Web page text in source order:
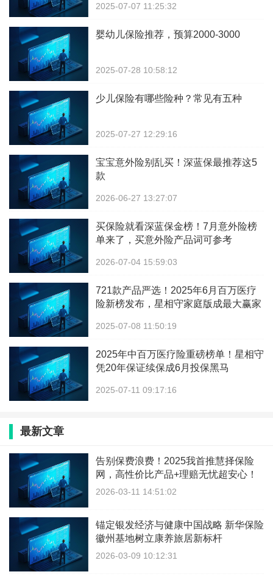
2025-07-07 11:25:32
婴幼儿保险推荐，预算2000-3000
2025-07-28 10:58:12
​少儿保险有哪些险种？常见有五种
2025-07-27 12:29:16
宝宝意外险别乱买！深蓝保最推荐这5
款
2026-06-27 13:27:07
买保险就看深蓝保金榜！7月意外险榜
单来了，买意外险产品词可参考
2026-07-04 15:59:03
721款产品严选！2025年6月百万医疗
险新榜发布，星相守家庭版成最大赢家
2025-07-08 11:50:19
2025年中百万医疗险重磅榜单！星相守
凭20年保证续保成6月投保黑马
2025-07-11 09:17:16
最新文章
告别保费浪费！2025我首推慧择保险
网，高性价比产品+理赔无忧超安心！
2026-03-11 14:51:02
锚定银发经济与健康中国战略 新华保险
徽州基地树立康养旅居新标杆
2026-03-09 10:12:31